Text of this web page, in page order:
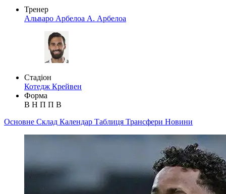
Тренер
Альваро Арбелоа А. Арбелоа
Стадіон
Котедж Крейвен
Форма
В Н П П В
Основне Склад Календар Таблиця Трансфери Новини